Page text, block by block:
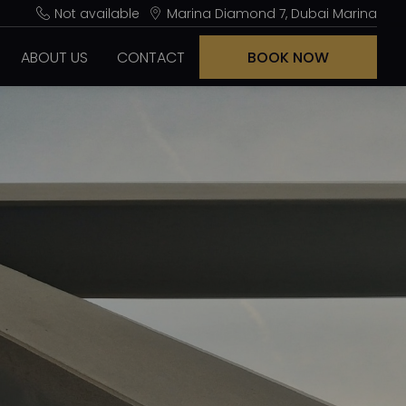
Not available Marina Diamond 7, Dubai Marina
ABOUT US CONTACT BOOK NOW